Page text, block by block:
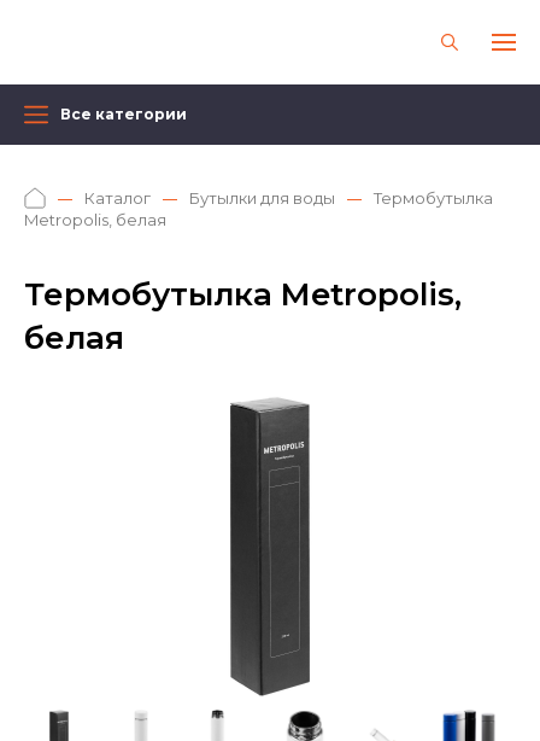
Все категории
Каталог Бутылки для воды
Термобутылка
Metropolis, белая
Термобутылка Metropolis,
белая